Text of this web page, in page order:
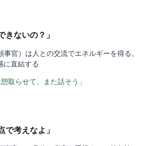
きないの？ 」
事官）は人との交流でエネルギーを得る。
に直結する
憩取らせて、また話そう」
で考えなよ 」